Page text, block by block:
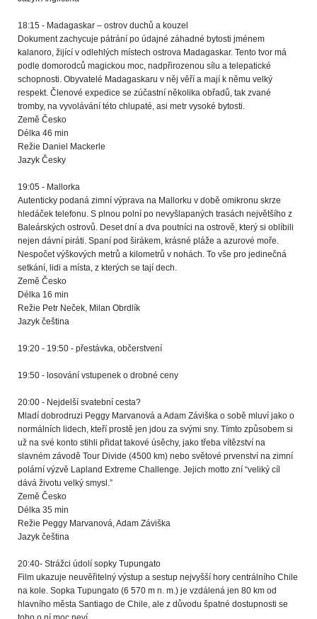
18:15 - Madagaskar – ostrov duchů a kouzel
Dokument zachycuje pátrání po údajné záhadné bytosti jménem
kalanoro, žijící v odlehlých místech ostrova Madagaskar. Tento tvor má
podle domorodců magickou moc, nadpřirozenou sílu a telepatické
schopnosti. Obyvatelé Madagaskaru v něj věří a mají k němu velký
respekt. Členové expedice se zúčastní několika obřadů, tak zvané
tromby, na vyvolávání této chlupaté, asi metr vysoké bytosti.
Země Česko
Délka 46 min
Režie Daniel Mackerle
Jazyk Česky
19:05 - Mallorka
Autenticky podaná zimní výprava na Mallorku v době omikronu skrze
hledáček telefonu. S plnou polní po nevyšlapaných trasách největšího z
Baleárských ostrovů. Deset dní a dva poutníci na ostrově, který si oblíbili
nejen dávní piráti. Spaní pod širákem, krásné pláže a azurové moře.
Nespočet výškových metrů a kilometrů v nohách. To vše pro jedinečná
setkání, lidi a místa, z kterých se tají dech.
Země Česko
Délka 16 min
Režie Petr Neček, Milan Obrdlík
Jazyk čeština
19:20 - 19:50 - přestávka, občerstvení
19:50 - losování vstupenek o drobné ceny
20:00 - Nejdelší svatební cesta?
Mladí dobrodruzi Peggy Marvanová a Adam Záviška o sobě mluví jako o
normálních lidech, kteří prostě jen jdou za svými sny. Tímto způsobem si
už na své konto stihli přidat takové úsěchy, jako třeba vítězství na
slavném závodě Tour Divide (4500 km) nebo světové prvenství na zimní
polární výzvě Lapland Extreme Challenge. Jejich motto zní “veliký cíl
dává životu velký smysl.”
Země Česko
Délka 35 min
Režie Peggy Marvanová, Adam Záviška
Jazyk čeština
20:40- Strážci údolí sopky Tupungato
Film ukazuje neuvěřitelný výstup a sestup nejvyšší hory centrálního Chile
na kole. Sopka Tupungato (6 570 m n. m.) je vzdálená jen 80 km od
hlavního města Santiago de Chile, ale z důvodu špatné dostupnosti se